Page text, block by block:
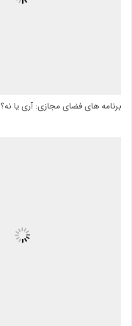
برنامه های فضای مجازی: آری یا نه؟